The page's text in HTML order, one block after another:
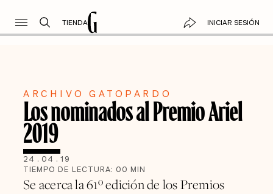
TIENDA INICIAR SESIÓN
ARCHIVO GATOPARDO
Los nominados al Premio Ariel
2019
24 . 04 . 19
TIEMPO DE LECTURA: 00 MIN
Se acerca la 61º edición de los Premios